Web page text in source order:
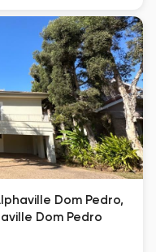
Dom Pedro,
Dom Pedro